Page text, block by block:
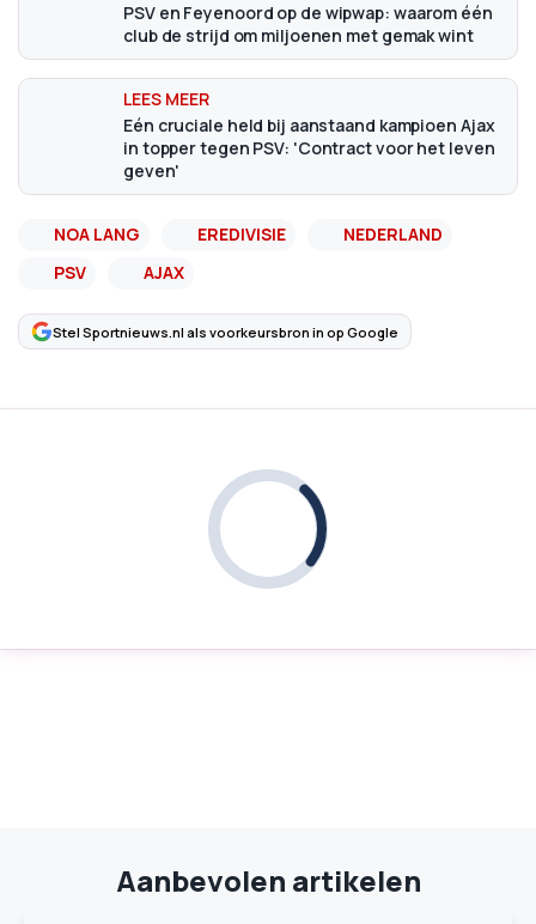
PSV en Feyenoord op de wipwap: waarom één
club de strijd om miljoenen met gemak wint
Eén cruciale held bij aanstaand kampioen Ajax
in topper tegen PSV: 'Contract voor het leven
geven'
NOA LANG EREDIVISIE
NEDERLAND
PSV
AJAX
Stel Sportnieuws.nl als voorkeursbron in op Google
Aanbevolen artikelen